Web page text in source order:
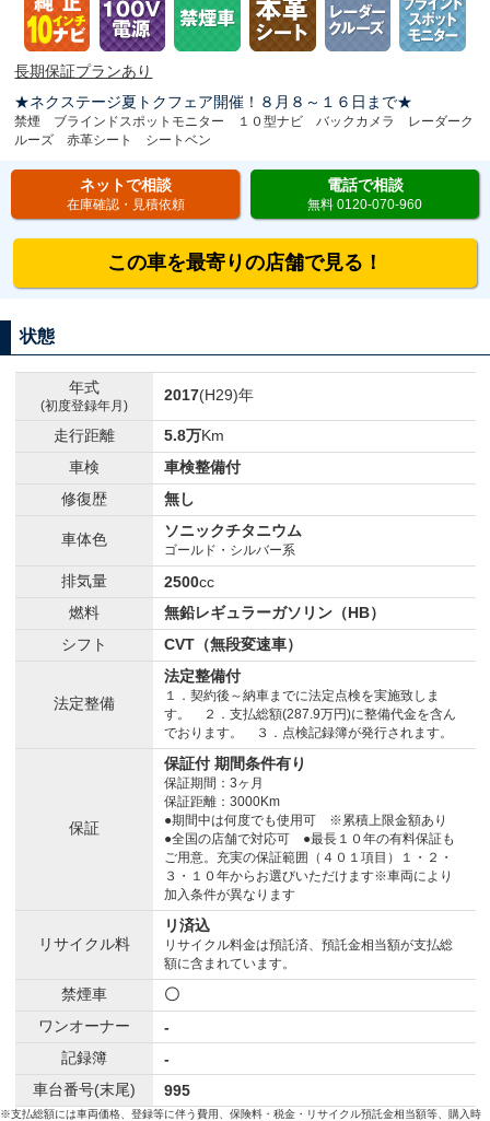
長期保証プランあり
★ネクステージ夏トクフェア開催！８月８～１６日まで★
禁煙 ブラインドスポットモニター １０型ナビ バックカメラ レーダーク
ルーズ 赤革シート シートベン
ネットで相談
在庫確認・見積依頼
電話で相談
無料 0120-070-960
この車を最寄りの店舗で見る！
状態
年式
(初度登録年月)
2017(H29)年
走行距離 5.8万Km
車検
車検整備付
修復歴
無し
車体色 ソニックチタニウム
ゴールド・シルバー系
排気量 2500cc
燃料
無鉛レギュラーガソリン（HB）
シフト
CVT（無段変速車）
法定整備
法定整備付
１．契約後～納車までに法定点検を実施致しま
す。 ２．支払総額(287.9万円)に整備代金を含ん
でおります。 ３．点検記録簿が発行されます。
保証
保証付 期間条件有り
保証期間：3ヶ月
保証距離：3000Km
●期間中は何度でも使用可 ※累積上限金額あり
●全国の店舗で対応可 ●最長１０年の有料保証も
ご用意。充実の保証範囲（４０１項目）１・２・
３・１０年からお選びいただけます※車両により
加入条件が異なります
リサイクル料
リ済込
リサイクル料金は預託済、預託金相当額が支払総
額に含まれています。
禁煙車
〇
ワンオーナー
-
記録簿
-
車台番号(末尾)
995
※支払総額には車両価格、登録等に伴う費用、保険料・税金・リサイクル預託金相当額等、購入時